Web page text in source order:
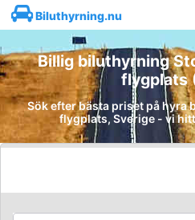
Biluthyrning.nu
Billig biluthyrning
flygplats
Sök efter bästa priset på hyra
flygplats, Sverige - vi